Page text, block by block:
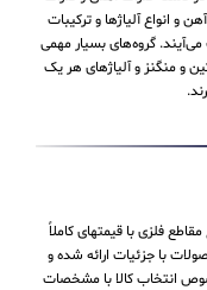
و انواع آلیاژها و ترکیبات
گروه‌های بسیار مهمی
و منگنز و آلیاژهای هر یک
مقاطع فلزی با قیمتهای کاملاً
با جزئیات ارائه شده و
انتخاب کالا با مشخصات